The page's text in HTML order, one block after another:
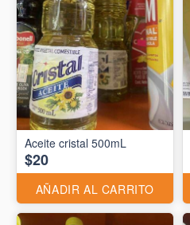
Aceite cristal 500mL
$20
AÑADIR AL CARRITO